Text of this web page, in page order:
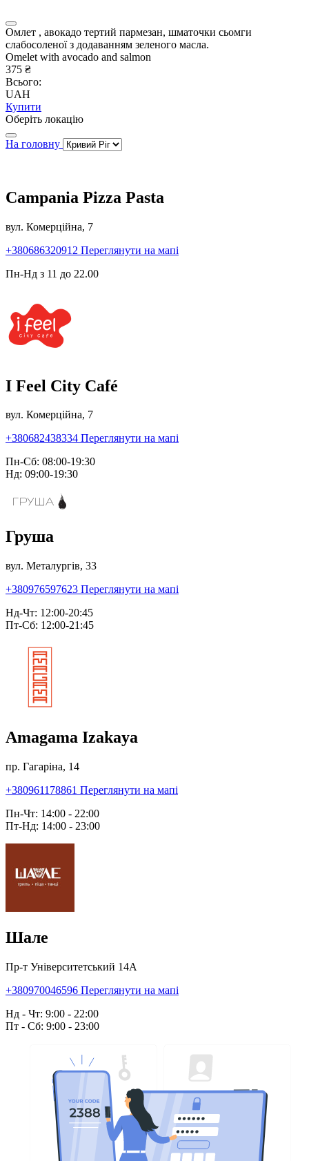
Омлет , авокадо тертий пармезан, шматочки сьомги
слабосоленої з додаванням зеленого масла.
Omelet with avocado and salmon
375 ₴
Всього:
UAH
Купити
Оберіть локацію
На головну
Campania Pizza Pasta
вул. Комерційна, 7
+380686320912 Переглянути на мапі
Пн-Нд з 11 до 22.00
I Feel City Café
вул. Комерційна, 7
+380682438334 Переглянути на мапі
Пн-Сб: 08:00-19:30
Нд: 09:00-19:30
Груша
вул. Металургів, 33
+380976597623 Переглянути на мапі
Нд-Чт: 12:00-20:45
Пт-Сб: 12:00-21:45
Amagama Izakaya
пр. Гагаріна, 14
+380961178861 Переглянути на мапі
Пн-Чт: 14:00 - 22:00
Пт-Нд: 14:00 - 23:00
Шале
Пр-т Університетський 14А
+380970046596 Переглянути на мапі
Нд - Чт: 9:00 - 22:00
Пт - Сб: 9:00 - 23:00